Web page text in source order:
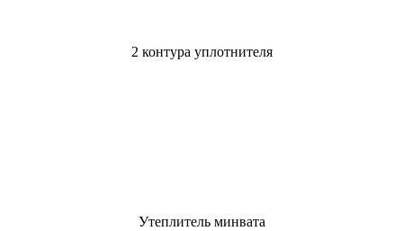
2 контура уплотнителя
Утеплитель минвата